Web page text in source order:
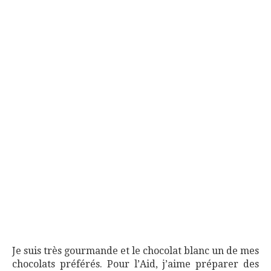
Je suis très gourmande et le chocolat blanc un de mes
chocolats préférés. Pour l’Aid, j’aime préparer des